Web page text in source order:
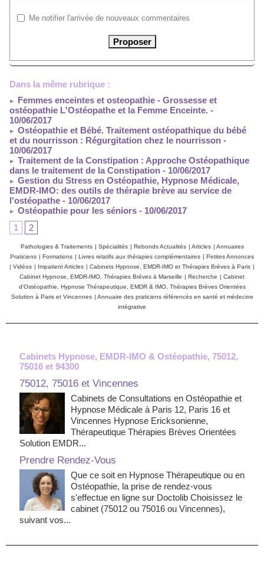
Cabinets Hypnose, EMDR-IMO & Ostéopathie, 75012,
75016 et 94300
75012, 75016 et Vincennes
Cabinets de Consultations en Ostéopathie et
Hypnose Médicale à Paris 12, Paris 16 et
Vincennes Hypnose Ericksonienne,
Thérapeutique Thérapies Brèves Orientées
Solution EMDR...
Prendre Rendez-Vous
Que ce soit en Hypnose Thérapeutique ou en
Ostéopathie, la prise de rendez-vous
s'effectue en ligne sur Doctolib Choisissez le
cabinet (75012 ou 75016 ou Vincennes),
suivant vos...
Me notifier l'arrivée de nouveaux commentaires
Dans la même rubrique :
Femmes enceintes et osteopathie - Grossesse et
ostéopathie L'Ostéopathe et la Femme Enceinte. -
10/06/2017
Ostéopathie et Bébé. Traitement ostéopathique du bébé
et du nourrisson : Régurgitation chez le nourrisson -
10/06/2017
Traitement de la Constipation : Approche Ostéopathique
dans le traitement de la Constipation - 10/06/2017
Gestion du Stress en Ostéopathie, Hypnose Médicale,
EMDR-IMO: des outils de thérapie brève au service de
l'ostéopathe - 10/06/2017
Ostéopathie pour les séniors - 10/06/2017
1
2
Pathologies & Traitements | Spécialités | Rebonds Actualités | Articles | Annuaires
Praticiens | Formations | Livres relatifs aux thérapies complémentaires | Petites Annonces
| Vidéos | Impatient Articles | Cabinets Hypnose, EMDR-IMO et Thérapies Brèves à Paris |
Cabinet Hypnose, EMDR-IMO, Thérapies Brèves à Marseille | Recherche | Cabinet
d'Ostéopathie, Hypnose Thérapeutique, EMDR & IMO, Thérapies Brèves Orientées
Solution à Paris et Vincennes | Annuaire des praticiens référencés en santé et médecine
intégrative